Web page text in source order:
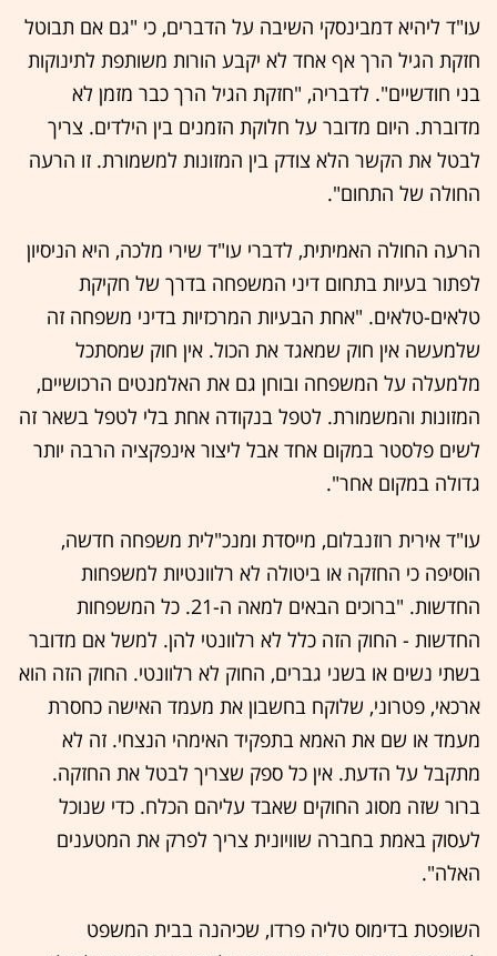
עו"ד ליהיא דמבינסקי השיבה על הדברים, כי "גם אם תבוטל
חזקת הגיל הרך אף אחד לא יקבע הורות משותפת לתינוקות
בני חודשיים". לדבריה, "חזקת הגיל הרך כבר מזמן לא
מדוברת. היום מדובר על חלוקת הזמנים בין הילדים. צריך
לבטל את הקשר הלא צודק בין המזונות למשמורת. זו הרעה
החולה של התחום".
הרעה החולה האמיתית, לדברי עו"ד שירי מלכה, היא הניסיון
לפתור בעיות בתחום דיני המשפחה בדרך של חקיקת
טלאים-טלאים. "אחת הבעיות המרכזיות בדיני משפחה זה
שלמעשה אין חוק שמאגד את הכול. אין חוק שמסתכל
מלמעלה על המשפחה ובוחן גם את האלמנטים הרכושיים,
המזונות והמשמורת. לטפל בנקודה אחת בלי לטפל בשאר זה
לשים פלסטר במקום אחד אבל ליצור אינפקציה הרבה יותר
גדולה במקום אחר".
עו"ד אירית רוזנבלום, מייסדת ומנכ"לית משפחה חדשה,
הוסיפה כי החזקה או ביטולה לא רלוונטיות למשפחות
החדשות. "ברוכים הבאים למאה ה-21. כל המשפחות
החדשות - החוק הזה כלל לא רלוונטי להן. למשל אם מדובר
בשתי נשים או בשני גברים, החוק לא רלוונטי. החוק הזה הוא
ארכאי, פטרוני, שלוקח בחשבון את מעמד האישה כחסרת
מעמד או שם את האמא בתפקיד האימהי הנצחי. זה לא
מתקבל על הדעת. אין כל ספק שצריך לבטל את החזקה.
ברור שזה מסוג החוקים שאבד עליהם הכלח. כדי שנוכל
לעסוק באמת בחברה שוויונית צריך לפרק את המטענים
האלה".
השופטת בדימוס טליה פרדו, שכיהנה בבית המשפט